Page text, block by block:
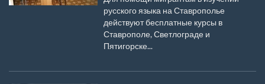
русского языка на Ставрополье
действуют бесплатные курсы в
Ставрополе, Светлограде и
Пятигорске...